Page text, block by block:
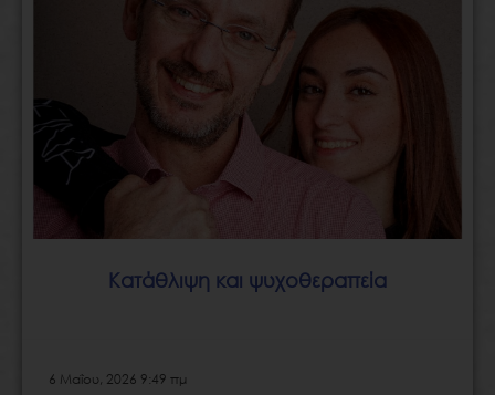
Κατάθλιψη και ψυχοθεραπεία
6 Μαΐου, 2026 9:49 πμ